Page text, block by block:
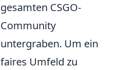
gesamten CSGO-
Community
untergraben. Um ein
faires Umfeld zu